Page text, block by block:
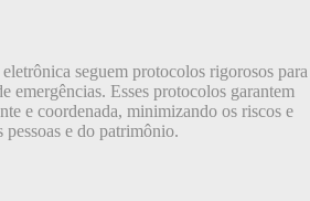
seguem protocolos rigorosos para
emergências. Esses protocolos garantem
e coordenada, minimizando os riscos e
pessoas e do patrimônio.